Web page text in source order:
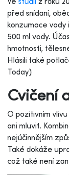
před snídaní,
konzumace vody
500 ml vody.
hmotnosti,
Hlásili také
Today)
Cvičení
O pozitivním
ani mluvit.
nejúčinnějším
Také dokáže
což také není